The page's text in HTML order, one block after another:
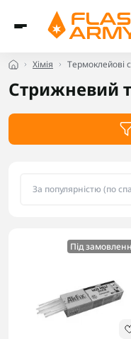
Хімія Термоклейові
Стрижневий
Під